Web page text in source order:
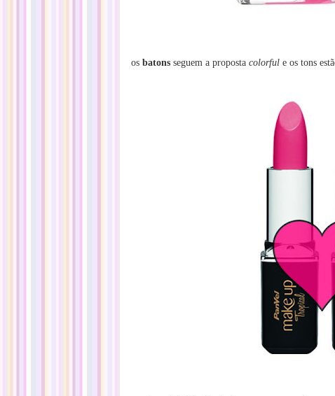
os batons seguem a proposta colorful e os tons